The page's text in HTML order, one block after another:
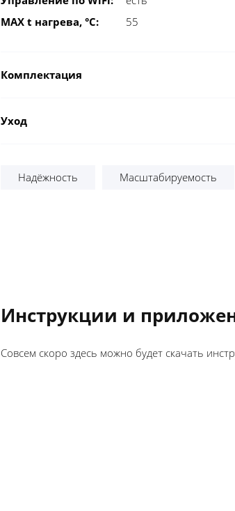
MAX t нагрева, °С:
55
Комплектация
Уход
Надёжность Масштабируемость
Инструкции и
Совсем скоро здесь можно будет скачать